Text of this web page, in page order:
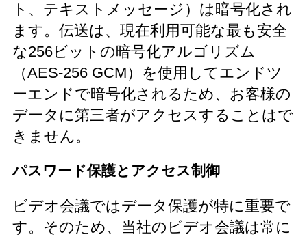
ト、テキストメッセージ）は暗号化され
ます。伝送は、現在利用可能な最も安全
な256ビットの暗号化アルゴリズム
（AES-256 GCM）を使用してエンドツ
ーエンドで暗号化されるため、お客様の
データに第三者がアクセスすることはで
きません。
パスワード保護とアクセス制御
ビデオ会議ではデータ保護が特に重要で
す。そのため、当社のビデオ会議は常に